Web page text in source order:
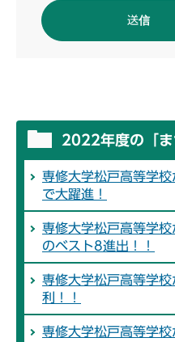
2022年度の「ま
専修大学松戸高等学校
で大躍進！
専修大学松戸高等学
のベスト8進出！！
専修大学松戸高等学
利！！
専修大学松戸高等学